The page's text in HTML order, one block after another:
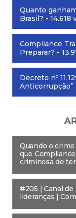
Quanto
Brasil? - 14.618
Compliance
Preparar? -
Decreto nº
Anticorrupção”
Quando o
que
criminosa de
#205 | Canal
lideranças |